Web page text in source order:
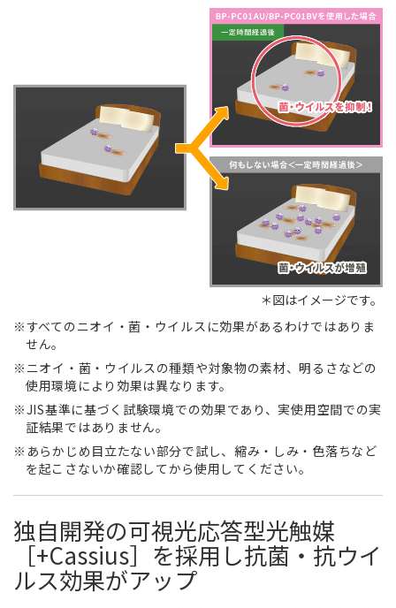
＊図はイメージです。
すべてのニオイ・菌・ウイルスに効果があるわけではありま
せん。
ニオイ・菌・ウイルスの種類や対象物の素材、明るさなどの
使用環境により効果は異なります。
JIS基準に基づく試験環境での効果であり、実使用空間での実
証結果ではありません。
あらかじめ目立たない部分で試し、縮み・しみ・色落ちなど
を起こさないか確認してから使用してください。
独自開発の可視光応答型光触媒
［+Cassius］を採用し抗菌・抗ウイ
ルス効果がアップ